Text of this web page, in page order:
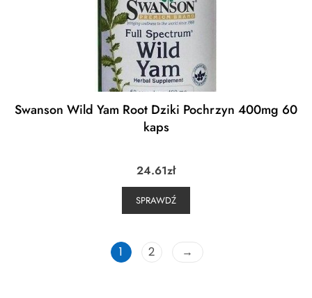
Swanson Wild Yam Root Dziki Pochrzyn 400mg 60
kaps
24.61zł
SPRAWDŹ
1 2 →